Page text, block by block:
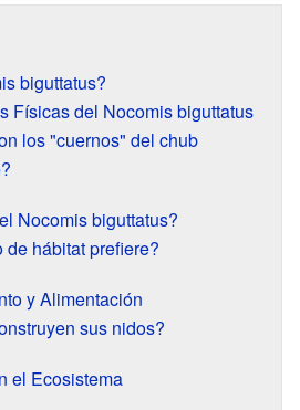
biguttatus?
Físicas del Nocomis biguttatus
los "cuernos" del chub
Nocomis biguttatus?
de hábitat prefiere?
y Alimentación
sus nidos?
el Ecosistema